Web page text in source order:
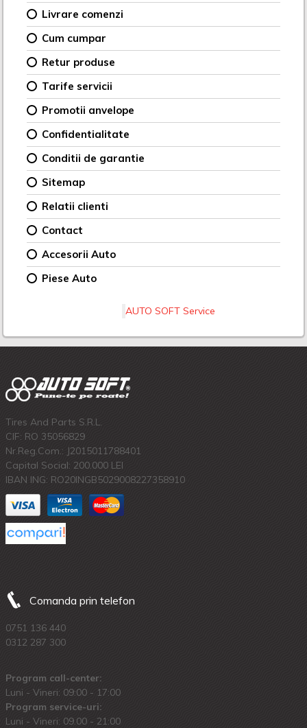
Livrare comenzi
Cum cumpar
Retur produse
Tarife servicii
Promotii anvelope
Confidentialitate
Conditii de garantie
Sitemap
Relatii clienti
Contact
Accesorii Auto
Piese Auto
AUTO SOFT Service
Tires And Parts S.R.L.
CIF: RO 35056829
Nr.Reg.Com.: J2015011788401
Capital Social: 200.000 LEI
IBAN ING: RO20INGB5029008227358910
Comanda prin telefon
0751 136 440
0312 287 300
Program call-center:
Luni - Vineri: 09:00 - 17:00
Program service-uri:
Luni - Vineri: 09.00 - 21:00